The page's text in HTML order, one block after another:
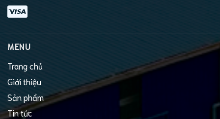
MENU
Trang chủ
Giới thiệu
Sản phẩm
Tin tức